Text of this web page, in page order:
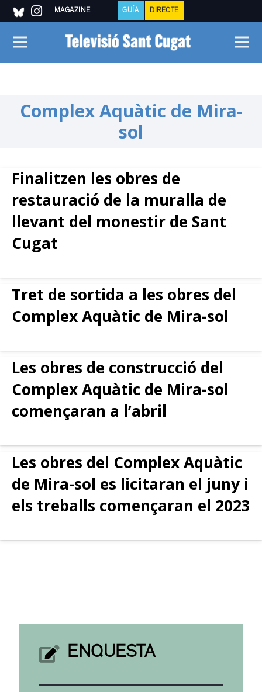
MAGAZINE GUÍA DIRECTE
Complex Aquàtic de Mira-
sol
Finalitzen les obres de
restauració de la muralla de
llevant del monestir de Sant
Cugat
Tret de sortida a les obres del
Complex Aquàtic de Mira-sol
Les obres de construcció del
Complex Aquàtic de Mira-sol
començaran a l’abril
Les obres del Complex Aquàtic
de Mira-sol es licitaran el juny i
els treballs començaran el 2023
ENQUESTA